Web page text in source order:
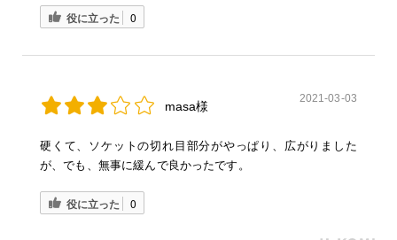
役に立った 0
masa様
2021-03-03
硬くて、ソケットの切れ目部分がやっぱり、広がりました
が、でも、無事に緩んで良かったです。
役に立った 0